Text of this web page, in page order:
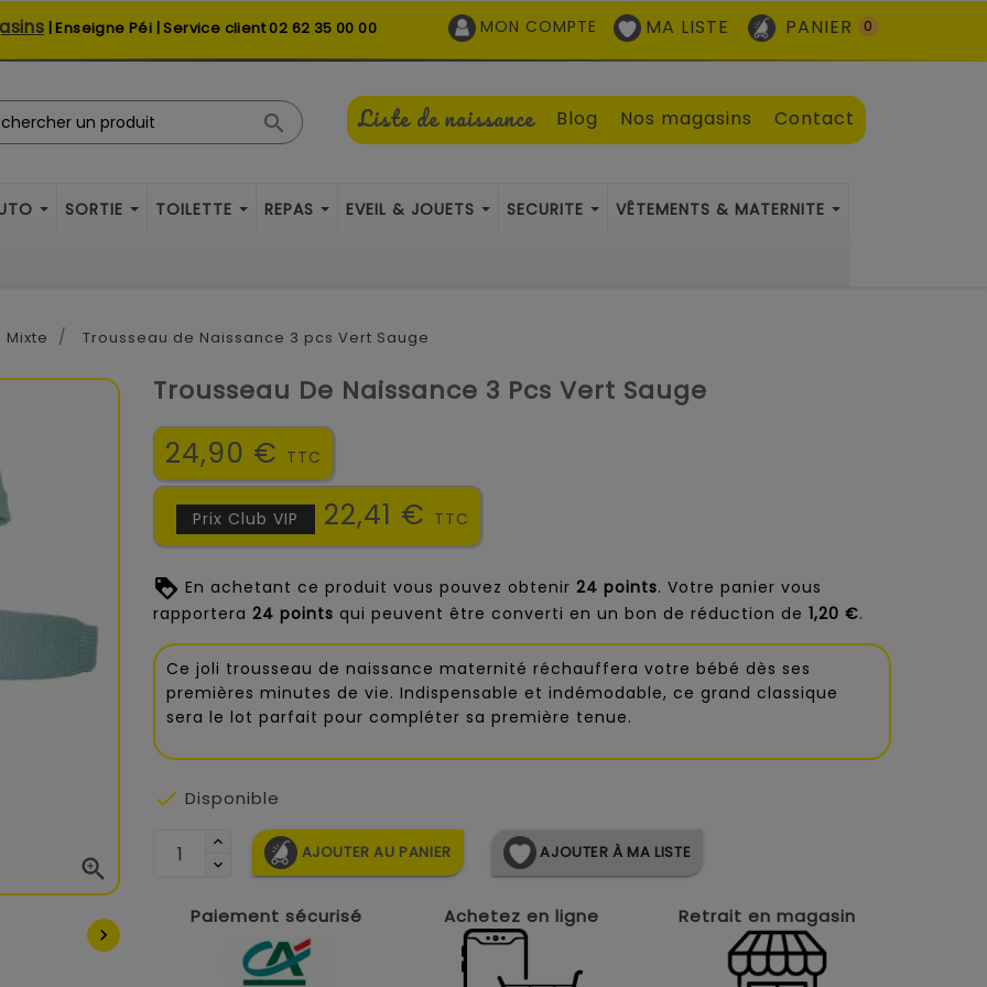
| Enseigne Péi | Service client02 62 35 00 00 MON COMPTE MA LISTE PANIER 0
Liste de naissance Blog Nos magasins Contact

SORTIE TOILETTE REPAS EVEIL & JOUETS SECURITE VÊTEMENTS & MATERNITE
Mixte Trousseau de Naissance 3 pcs Vert Sauge


Trousseau De Naissance 3 Pcs Vert Sauge
24,90 € TTC
Prix Club VIP 22,41 € TTC
En achetant ce produit vous pouvez obtenir 24 points. Votre panier vous
rapportera 24 points qui peuvent être converti en un bon de réduction de 1,20 €.
Ce joli trousseau de naissance maternité réchauffera votre bébé dès ses
premières minutes de vie. Indispensable et indémodable, ce grand classique
sera le lot parfait pour compléter sa première tenue.
 Disponible
AJOUTER AU PANIER AJOUTER À MA LISTE
Paiement sécurisé Achetez en ligne Retrait en magasin